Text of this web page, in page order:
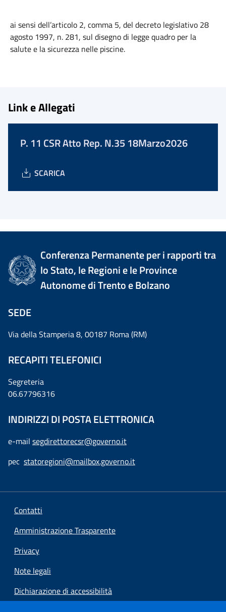
ai sensi dell’articolo 2, comma 5, del decreto legislativo 28
agosto 1997, n. 281, sul disegno di legge quadro per la
salute e la sicurezza nelle piscine.
Link e Allegati
P. 11 CSR Atto Rep. N.35 18Marzo2026
SCARICA
Conferenza Permanente per i rapporti tra
lo Stato, le Regioni e le Province
Autonome di Trento e Bolzano
SEDE
Via della Stamperia 8, 00187 Roma (RM)
RECAPITI TELEFONICI
Segreteria
06.67796316
INDIRIZZI DI POSTA ELETTRONICA
e-mail segdirettorecsr@governo.it
pec statoregioni@mailbox.governo.it
Contatti
Amministrazione Trasparente
Privacy
Note legali
Dichiarazione di accessibilità